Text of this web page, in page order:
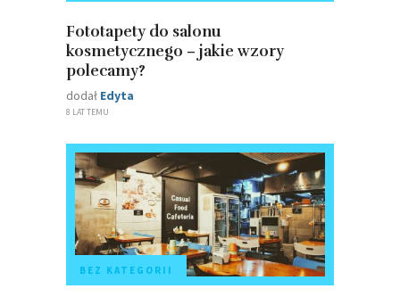
Fototapety do salonu
kosmetycznego – jakie wzory
polecamy?
dodał Edyta
8 LAT TEMU
BEZ KATEGORII